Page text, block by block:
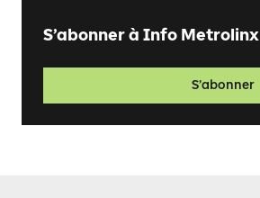
S’abonner à Info Metrolinx
S’abonner